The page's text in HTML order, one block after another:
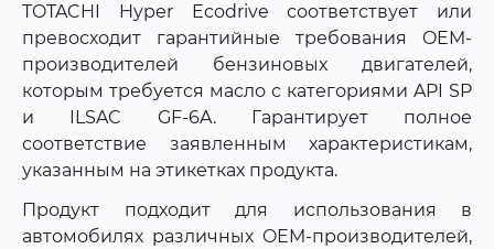
TOTACHI Hyper Ecodrive соответствует или
превосходит гарантийные требования OEM-
производителей бензиновых двигателей,
которым требуется масло с категориями API SP
и ILSAC GF-6A. Гарантирует полное
соответствие заявленным характеристикам,
указанным на этикетках продукта.
Продукт подходит для использования в
автомобилях различных OEM-производителей,